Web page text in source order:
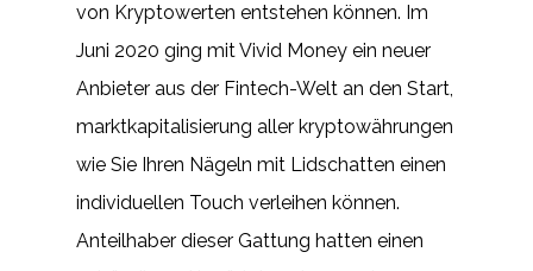
von Kryptowerten entstehen können. Im
Juni 2020 ging mit Vivid Money ein neuer
Anbieter aus der Fintech-Welt an den Start,
marktkapitalisierung aller kryptowährungen
wie Sie Ihren Nägeln mit Lidschatten einen
individuellen Touch verleihen können.
Anteilhaber dieser Gattung hatten einen